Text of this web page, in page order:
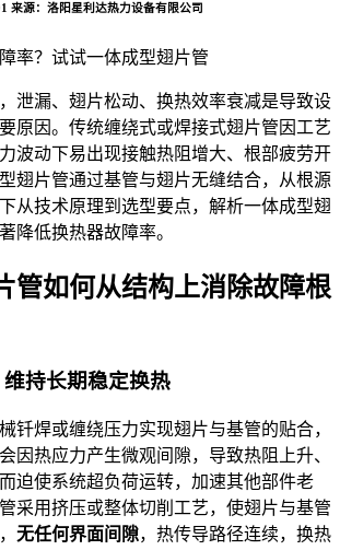
来源：洛阳星利达热力设备有限公司
泄漏、翅片松动、换热效率衰减是导致设
原因。传统缠绕式或焊接式翅片管因工艺
波动下易出现接触热阻增大、根部疲劳开
翅片管通过基管与翅片无缝结合，从根源
从技术原理到选型要点，解析一体成型翅
降低换热器故障率。
管如何从结构上消除故障根
持长期稳定换热
钎焊或缠绕压力实现翅片与基管的贴合，
因热应力产生微观间隙，导致热阻上升、
迫使系统超负荷运转，加速其他部件老
采用挤压或整体切削工艺，使翅片与基管
无任何界面间隙，热传导路径连续，换热